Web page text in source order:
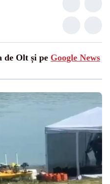
de Olt și pe Google News